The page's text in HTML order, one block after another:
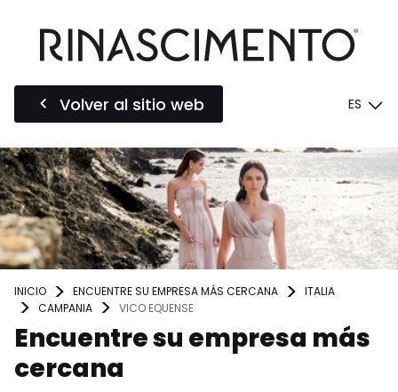
Volver al sitio web ES
INICIO ENCUENTRE SU EMPRESA MÁS CERCANA
ITALIA
CAMPANIA
VICO EQUENSE
Encuentre su empresa más
cercana